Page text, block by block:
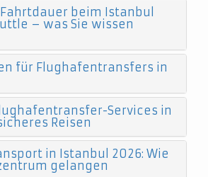
beim Istanbul
– was Sie wissen
für Flughafentransfers in
Services in
Reisen
in Istanbul 2026: Wie
gelangen